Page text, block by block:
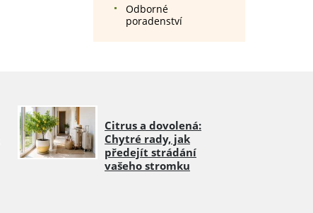
Odborné
poradenství
Citrus a dovolená:
Chytré rady, jak
předejít strádání
vašeho stromku